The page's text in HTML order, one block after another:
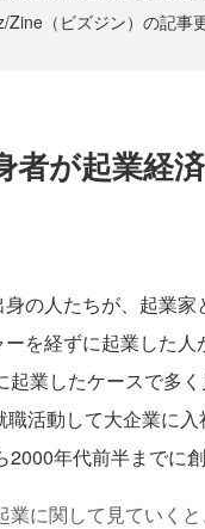
Zine（ビズジン）の記事
者が起業経
の人たちが、起業家
を経ずに起業した
起業したケースで多
活動して大企業に
年代前半までに
に関して見ていく